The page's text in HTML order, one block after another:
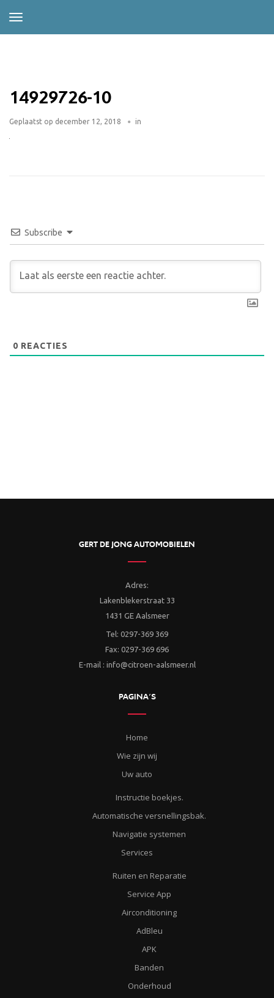
14929726-10
Geplaatst op december 12, 2018 in
Subscribe
0 REACTIES
GERT DE JONG AUTOMOBIELEN
Adres:
Lakenblekerstraat 33
1431 GE Aalsmeer
Tel: 0297-369 369
Fax: 0297-369 696
E-mail : info@citroen-aalsmeer.nl
PAGINA’S
Home
Wie zijn wij
Uw auto
Instructie boekjes.
Automatische versnellingsbak.
Navigatie systemen
Services
Ruiten en Reparatie
Service App
Airconditioning
AdBleu
APK
Banden
Onderhoud